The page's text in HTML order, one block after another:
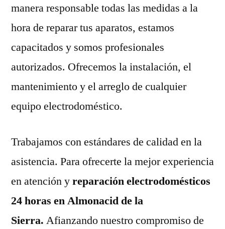
manera responsable todas las medidas a la
hora de reparar tus aparatos, estamos
capacitados y somos profesionales
autorizados. Ofrecemos la instalación, el
mantenimiento y el arreglo de cualquier
equipo electrodoméstico.
Trabajamos con estándares de calidad en la
asistencia. Para ofrecerte la mejor experiencia
en atención yreparación electrodomésticos
24 horas en Almonacid de la
Sierra. Afianzando nuestro compromiso de